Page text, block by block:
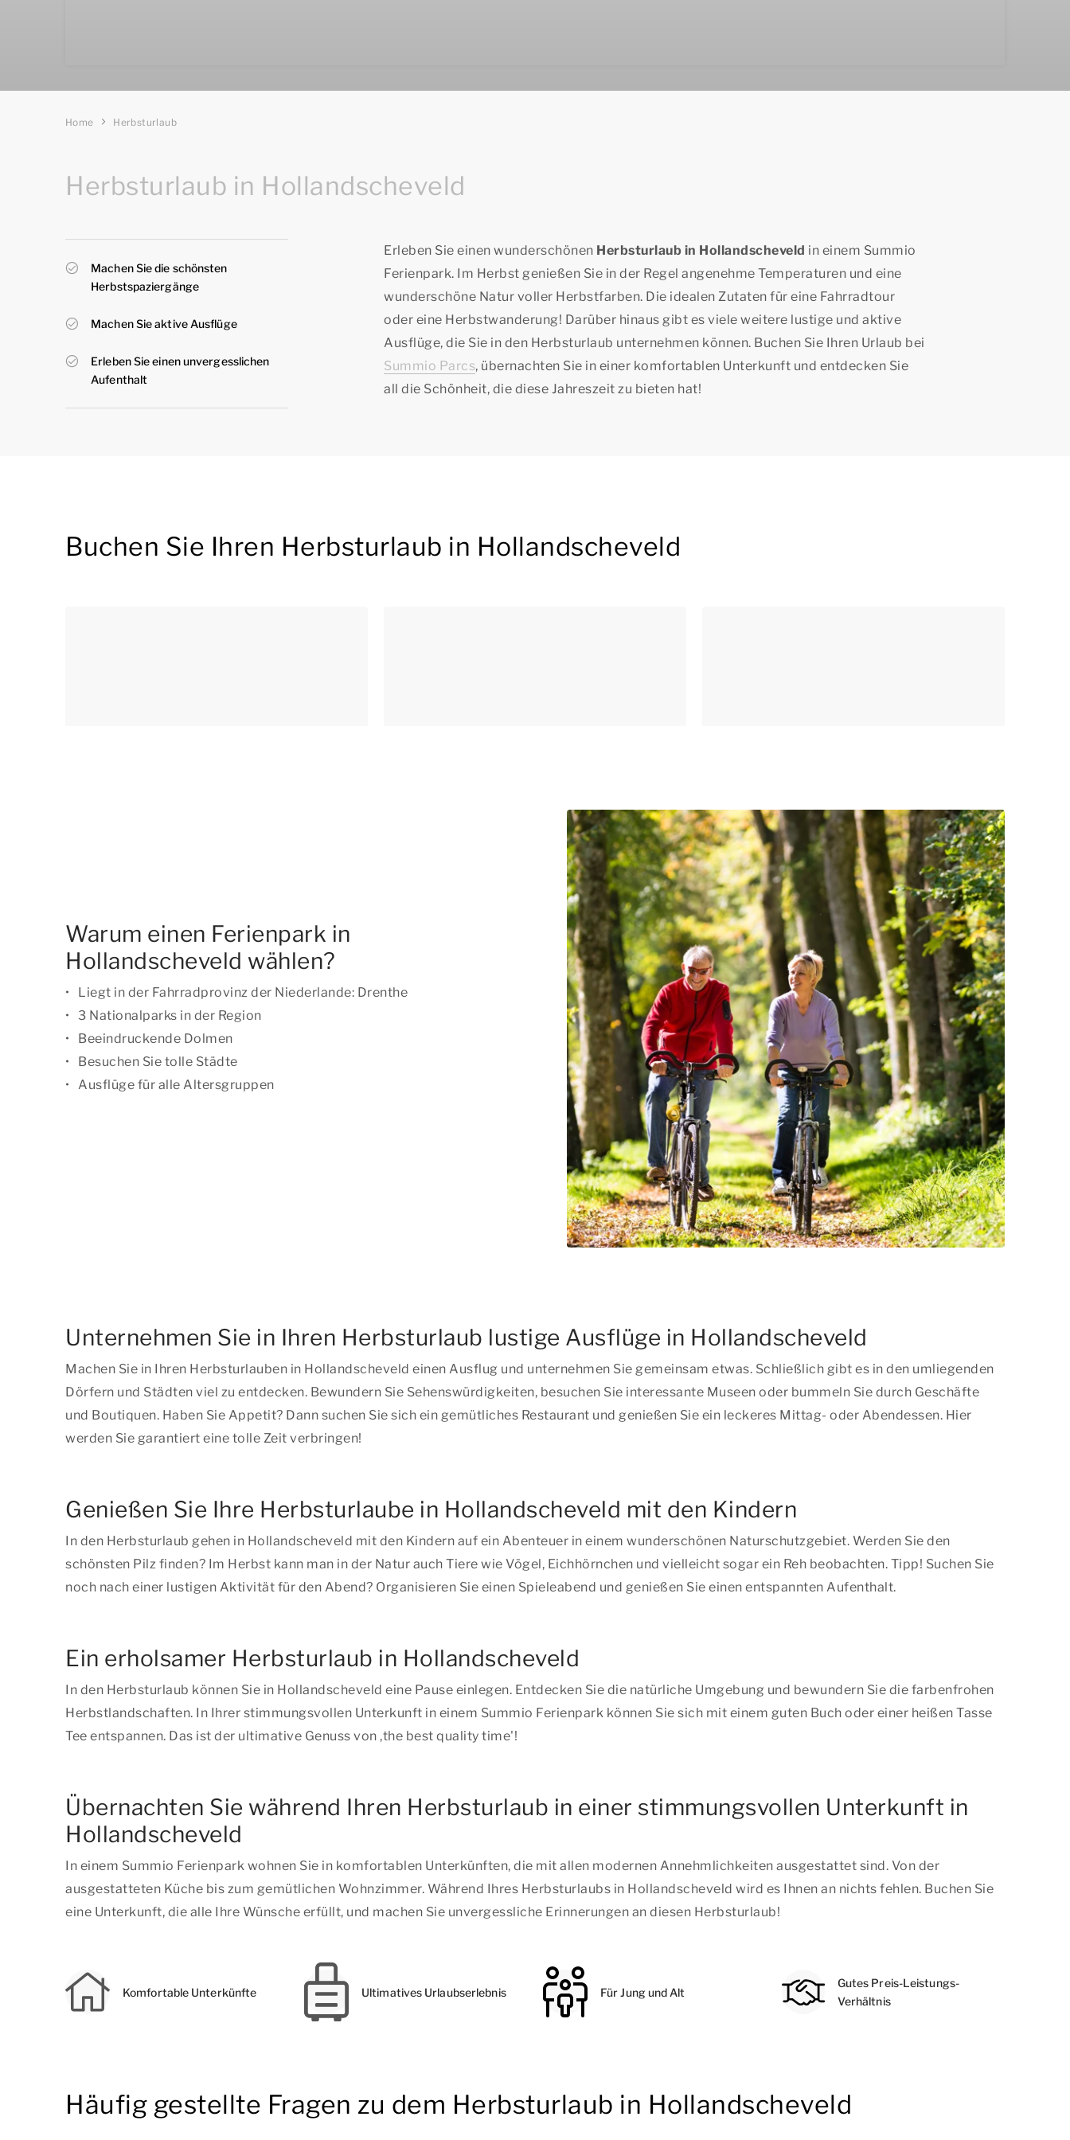
Home Herbsturlaub
Herbsturlaub in Hollandscheveld
Machen Sie die schönsten
Herbstspaziergänge
Machen Sie aktive Ausflüge
Erleben Sie einen unvergesslichen
Aufenthalt
Erleben Sie einen wunderschönen Herbsturlaub in Hollandscheveld in einem Summio
Ferienpark. Im Herbst genießen Sie in der Regel angenehme Temperaturen und eine
wunderschöne Natur voller Herbstfarben. Die idealen Zutaten für eine Fahrradtour
oder eine Herbstwanderung! Darüber hinaus gibt es viele weitere lustige und aktive
Ausflüge, die Sie in den Herbsturlaub unternehmen können. Buchen Sie Ihren Urlaub bei
Summio Parcs, übernachten Sie in einer komfortablen Unterkunft und entdecken Sie
all die Schönheit, die diese Jahreszeit zu bieten hat!
Buchen Sie Ihren Herbsturlaub in Hollandscheveld
Warum einen Ferienpark in
Hollandscheveld wählen?
Liegt in der Fahrradprovinz der Niederlande: Drenthe
3 Nationalparks in der Region
Beeindruckende Dolmen
Besuchen Sie tolle Städte
Ausflüge für alle Altersgruppen
Unternehmen Sie in Ihren Herbsturlaub lustige Ausflüge in Hollandscheveld
Machen Sie in Ihren Herbsturlauben in Hollandscheveld einen Ausflug und unternehmen Sie gemeinsam etwas. Schließlich gibt es in den umliegenden
Dörfern und Städten viel zu entdecken. Bewundern Sie Sehenswürdigkeiten, besuchen Sie interessante Museen oder bummeln Sie durch Geschäfte
und Boutiquen. Haben Sie Appetit? Dann suchen Sie sich ein gemütliches Restaurant und genießen Sie ein leckeres Mittag- oder Abendessen. Hier
werden Sie garantiert eine tolle Zeit verbringen!
Genießen Sie Ihre Herbsturlaube in Hollandscheveld mit den Kindern
In den Herbsturlaub gehen in Hollandscheveld mit den Kindern auf ein Abenteuer in einem wunderschönen Naturschutzgebiet. Werden Sie den
schönsten Pilz finden? Im Herbst kann man in der Natur auch Tiere wie Vögel, Eichhörnchen und vielleicht sogar ein Reh beobachten. Tipp! Suchen Sie
noch nach einer lustigen Aktivität für den Abend? Organisieren Sie einen Spieleabend und genießen Sie einen entspannten Aufenthalt.
Ein erholsamer Herbsturlaub in Hollandscheveld
In den Herbsturlaub können Sie in Hollandscheveld eine Pause einlegen. Entdecken Sie die natürliche Umgebung und bewundern Sie die farbenfrohen
Herbstlandschaften. In Ihrer stimmungsvollen Unterkunft in einem Summio Ferienpark können Sie sich mit einem guten Buch oder einer heißen Tasse
Tee entspannen. Das ist der ultimative Genuss von ,the best quality time'!
Übernachten Sie während Ihren Herbsturlaub in einer stimmungsvollen Unterkunft in
Hollandscheveld
In einem Summio Ferienpark wohnen Sie in komfortablen Unterkünften, die mit allen modernen Annehmlichkeiten ausgestattet sind. Von der
ausgestatteten Küche bis zum gemütlichen Wohnzimmer. Während Ihres Herbsturlaubs in Hollandscheveld wird es Ihnen an nichts fehlen. Buchen Sie
eine Unterkunft, die alle Ihre Wünsche erfüllt, und machen Sie unvergessliche Erinnerungen an diesen Herbsturlaub!
Komfortable Unterkünfte Ultimatives Urlaubserlebnis Für Jung und Alt
Gutes Preis-Leistungs-
Verhältnis
Häufig gestellte Fragen zu dem Herbsturlaub in Hollandscheveld